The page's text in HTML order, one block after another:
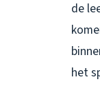
de
het